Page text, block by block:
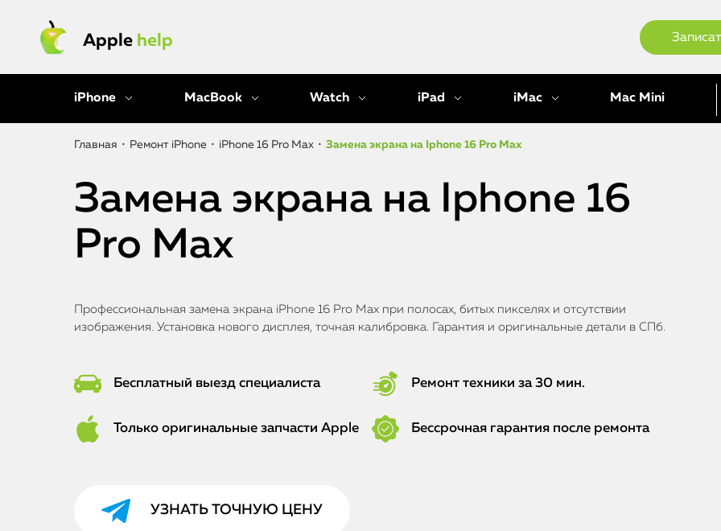
Apple help
iPhone MacBook Watch iPad iMac Mac Mini
Главная • Ремонт iPhone • iPhone 16 Pro Max • Замена экрана на Iphone 16 Pro Max
Замена экрана на Iphone 16
Pro Max
Профессиональная замена экрана iPhone 16 Pro Max при полосах, битых пикселях и отсутствии
изображения. Установка нового дисплея, точная калибровка. Гарантия и оригинальные детали в СПб.
Бесплатный выезд специалиста Ремонт техники за 30 мин.
Только оригинальные запчасти Apple Бессрочная гарантия после ремонта
УЗНАТЬ ТОЧНУЮ ЦЕНУ